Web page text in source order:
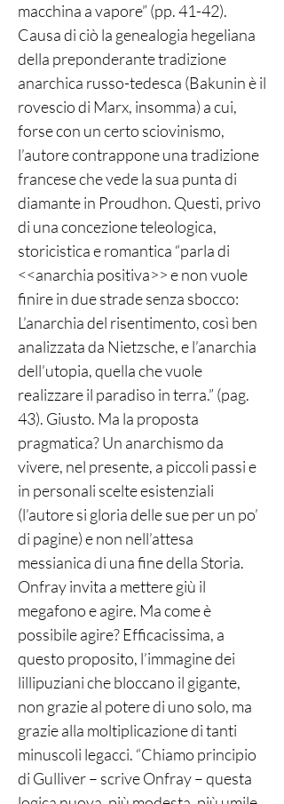
macchina a vapore” (pp. 41-42).
Causa di ciò la genealogia hegeliana
della preponderante tradizione
anarchica russo-tedesca (Bakunin è il
rovescio di Marx, insomma) a cui,
forse con un certo sciovinismo,
l’autore contrappone una tradizione
francese che vede la sua punta di
diamante in Proudhon. Questi, privo
di una concezione teleologica,
storicistica e romantica “parla di
<<anarchia positiva>> e non vuole
finire in due strade senza sbocco:
L’anarchia del risentimento, così ben
analizzata da Nietzsche, e l’anarchia
dell’utopia, quella che vuole
realizzare il paradiso in terra.” (pag.
43). Giusto. Ma la proposta
pragmatica? Un anarchismo da
vivere, nel presente, a piccoli passi e
in personali scelte esistenziali
(l’autore si gloria delle sue per un po’
di pagine) e non nell’attesa
messianica di una fine della Storia.
Onfray invita a mettere giù il
megafono e agire. Ma come è
possibile agire? Efficacissima, a
questo proposito, l’immagine dei
lillipuziani che bloccano il gigante,
non grazie al potere di uno solo, ma
grazie alla moltiplicazione di tanti
minuscoli legacci. “Chiamo principio
di Gulliver – scrive Onfray – questa